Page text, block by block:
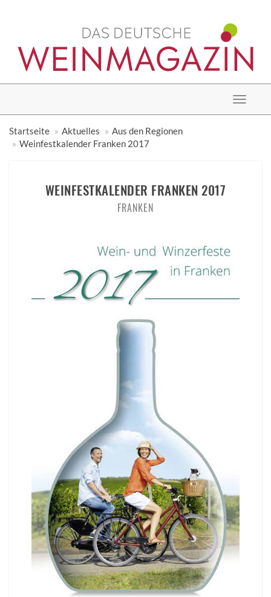
Toggle
Startseite
Aktuelles
Aus den Regionen
Weinfestkalender Franken 2017
WEINFESTKALENDER FRANKEN 2017
FRANKEN